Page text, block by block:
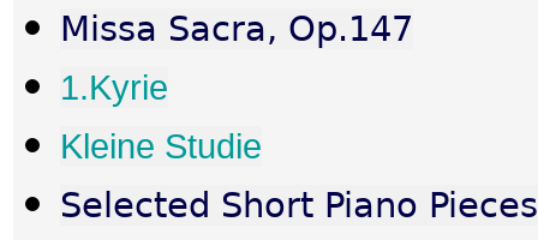
Missa Sacra, Op.147
1.Kyrie
Kleine Studie
Selected Short Piano Pieces